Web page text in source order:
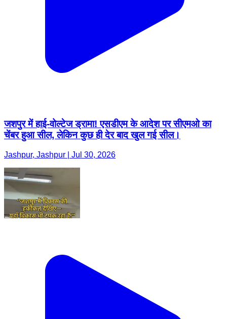
जशपुर में हाई-वोल्टेज ड्रामा! एसडीएम के आदेश पर सीएमओ का
चेंबर हुआ सील, लेकिन कुछ ही देर बाद खुल गई सील।
Jashpur, Jashpur | Jul 30, 2026